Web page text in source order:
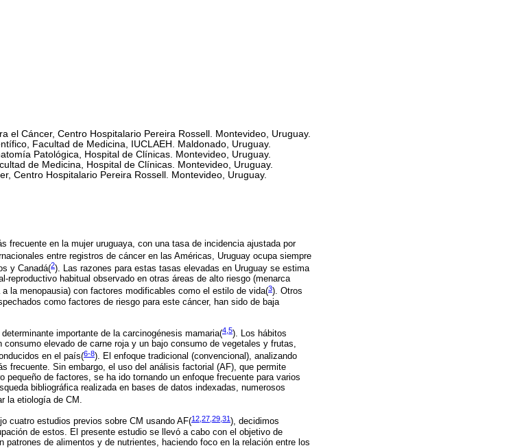
el Cáncer, Centro Hospitalario Pereira Rossell. Montevideo, Uruguay.
Facultad de Medicina, IUCLAEH. Maldonado, Uruguay.
Patológica, Hospital de Clínicas. Montevideo, Uruguay.
de Medicina, Hospital de Clínicas. Montevideo, Uruguay.
Centro Hospitalario Pereira Rossell. Montevideo, Uruguay.
frecuente en la mujer uruguaya, con una tasa de incidencia ajustada por
entre registros de cáncer en las Américas, Uruguay ocupa siempre
y Canadá(2). Las razones para estas tasas elevadas en Uruguay se estima
reproductivo habitual observado en otras áreas de alto riesgo (menarca
la menopausia) con factores modificables como el estilo de vida(3). Otros
como factores de riesgo para este cáncer, han sido de baja
importante de la carcinogénesis mamaria(4,5). Los hábitos
elevado de carne roja y un bajo consumo de vegetales y frutas,
en el país(6-8). El enfoque tradicional (convencional), analizando
frecuente. Sin embargo, el uso del análisis factorial (AF), que permite
pequeño de factores, se ha ido tornando un enfoque frecuente para varios
bibliográfica realizada en bases de datos indexadas, numerosos
la etiología de CM.
cuatro estudios previos sobre CM usando AF(12,27,29,31), decidimos
de estos. El presente estudio se llevó a cabo con el objetivo de
de alimentos y de nutrientes, haciendo foco en la relación entre los